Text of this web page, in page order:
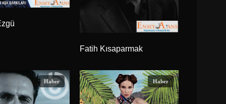
Fatih Kısaparmak
Haber Haber